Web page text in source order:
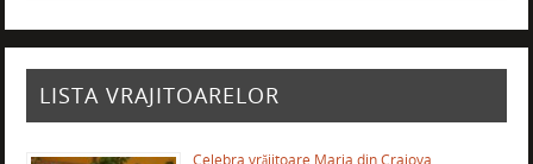
LISTA VRAJITOARELOR